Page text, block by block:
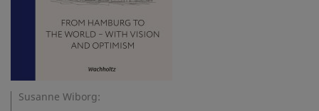
Susanne Wiborg: